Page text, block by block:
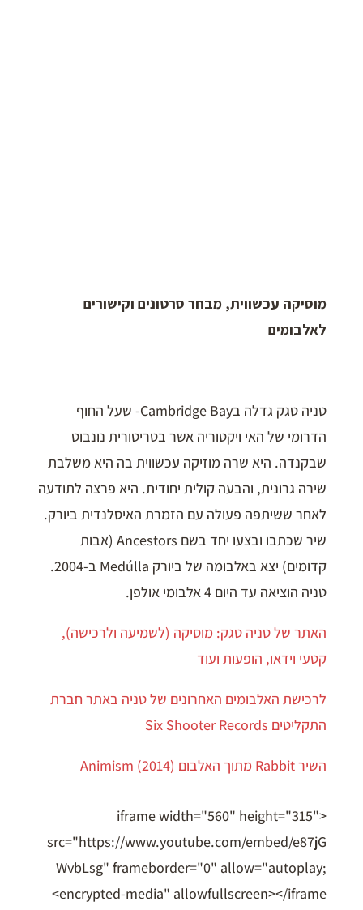
מוסיקה עכשווית, מבחר סרטונים וקישורים
לאלבומים
טניה טגק גדלה בCambridge Bay- שעל החוף
הדרומי של האי ויקטוריה אשר בטריטורית נונבוט
שבקנדה. היא שרה מוזיקה עכשווית בה היא משלבת
שירה גרונית, והבעה קולית יחודית. היא פרצה לתודעה
לאחר ששיתפה פעולה עם הזמרת האיסלנדית ביורק.
שיר שכתבו ובצעו יחד בשם Ancestors (אבות
קדומים) יצא באלבומה של ביורק Medúlla ב-2004.
טניה הוציאה עד היום 4 אלבומי אולפן.
האתר של טניה טגק: מוסיקה (לשמיעה ולרכישה),
קטעי וידאו, הופעות ועוד
לרכישת האלבומים האחרונים של טניה באתר חברת
התקליטים Six Shooter Records
השיר Rabbit מתוך האלבום Animism (2014)
<iframe width="560" height="315"
src="https://www.youtube.com/embed/e87jG
WvbLsg" frameborder="0" allow="autoplay;
encrypted-media" allowfullscreen></iframe>